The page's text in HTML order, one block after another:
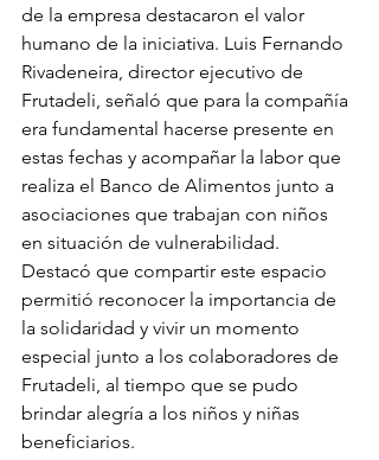
de la empresa destacaron el valor
humano de la iniciativa. Luis Fernando
Rivadeneira, director ejecutivo de
Frutadeli, señaló que para la compañía
era fundamental hacerse presente en
estas fechas y acompañar la labor que
realiza el Banco de Alimentos junto a
asociaciones que trabajan con niños
en situación de vulnerabilidad.
Destacó que compartir este espacio
permitió reconocer la importancia de
la solidaridad y vivir un momento
especial junto a los colaboradores de
Frutadeli, al tiempo que se pudo
brindar alegría a los niños y niñas
beneficiarios.